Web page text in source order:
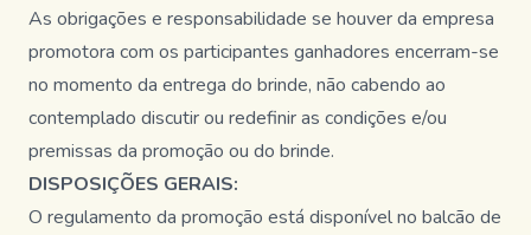
As obrigações e responsabilidade se houver da empresa
promotora com os participantes ganhadores encerram-se
no momento da entrega do brinde, não cabendo ao
contemplado discutir ou redefinir as condições e/ou
premissas da promoção ou do brinde.
DISPOSIÇÕES GERAIS:
O regulamento da promoção está disponível no balcão de